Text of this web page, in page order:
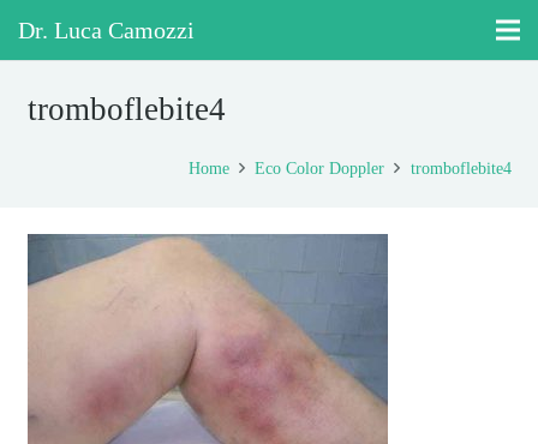
Dr. Luca Camozzi
tromboflebite4
Home Eco Color Doppler tromboflebite4